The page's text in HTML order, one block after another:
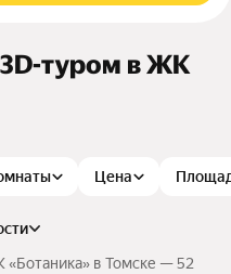
3D-туром в ЖК
Цена
«Ботаника» в Томске — 52